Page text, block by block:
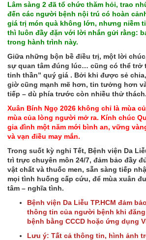
Lâm sàng 2 đã tổ chức thăm hỏi, trao
đến các người bệnh nội trú có hoàn
giá trị món quà không lớn, nhưng niềm
thì luôn đầy đặn với lời nhắn gửi rằng:
trong hành trình này.
Giữa những bộn bề điều trị, một lời
sự quan tâm đúng lúc… cũng có thể trở
tinh thần” quý giá . Bởi khi được sẻ
giờ cũng mạnh mẽ hơn, tin tưởng hơn
tiếp – dù phía trước còn nhiều thử thách.
Xuân Bính Ngọ 2026 không chỉ là mùa
mùa của lòng người mở ra. Kính chúc
gia đình một năm mới bình an, vững
và vạn điều may mắn.
Trong suốt kỳ nghỉ Tết, Bệnh viện Da
trì trực chuyên môn 24/7, đảm bảo đầy
vật chất và thuốc men, sẵn sàng tiếp
mọi tình huống cấp cứu, để mùa xuân
tâm – nghĩa tình.
Bệnh viện Da Liễu TP.HCM đảm
thông tin của người bệnh khi
bệnh bằng CCCD hoặc ứng dụng
Lưu ý: Tất cả thông tin, hình ảnh